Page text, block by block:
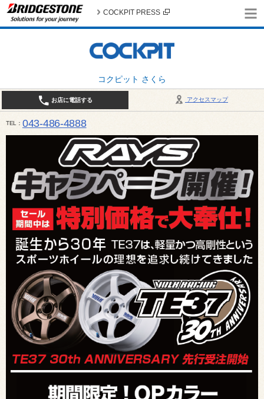
コクピット さくら
COCKPIT PRESS
アクセスマップ
お店に電話する
TEL 043-486-4888
平日9:30～18:30 日・祝日10:00～18:00 最終作業受付：平日18:00 日・祝日17:00 / 定休日：